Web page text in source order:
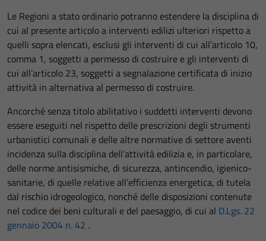
Le Regioni a stato ordinario potranno estendere la disciplina di
cui al presente articolo a interventi edilizi ulteriori rispetto a
quelli sopra elencati, esclusi gli interventi di cui all’articolo 10,
comma 1, soggetti a permesso di costruire e gli interventi di
cui all’articolo 23, soggetti a segnalazione certificata di inizio
attività in alternativa al permesso di costruire.
Ancorché senza titolo abilitativo i suddetti interventi devono
essere eseguiti nel rispetto delle prescrizioni degli strumenti
urbanistici comunali e delle altre normative di settore aventi
incidenza sulla disciplina dell’attività edilizia e, in particolare,
delle norme antisismiche, di sicurezza, antincendio, igienico-
sanitarie, di quelle relative all’efficienza energetica, di tutela
dal rischio idrogeologico, nonché delle disposizioni contenute
nel codice dei beni culturali e del paesaggio, di cui al D.Lgs. 22
gennaio 2004 n. 42 .